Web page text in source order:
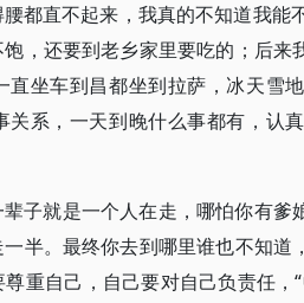
都直不起来，我真的不知道我能
，还要到老乡家里要吃的；后
直坐车到昌都坐到拉萨，冰天雪
关系，一天到晚什么事都有，认
子就是一个人在走，哪怕你有爹
半。最终你去到哪里谁也不知道
重自己，自己要对自己负责任，